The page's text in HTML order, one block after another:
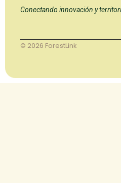
Conectando innovación y
© 2026 ForestLink